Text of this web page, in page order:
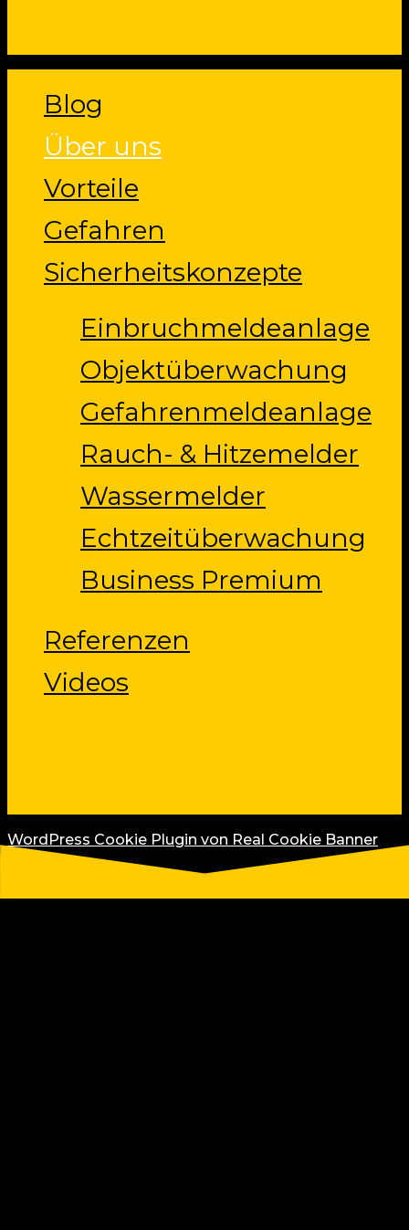
MenuBlog
Über uns
Vorteile
Gefahren
Sicherheitskonzepte
Einbruchmeldeanlage
Objektüberwachung
Gefahrenmeldeanlage
Rauch- & Hitzemelder
Wassermelder
Echtzeitüberwachung
Business Premium
Referenzen
Videos
WordPress Cookie Plugin von Real Cookie Banner